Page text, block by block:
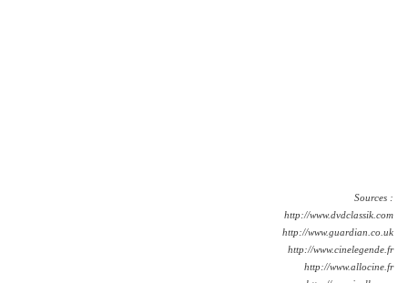
Sources :
http://www.dvdclassik.com
http://www.guardian.co.uk
http://www.cinelegende.fr
http://www.allocine.fr